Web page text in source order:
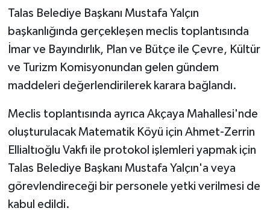
Talas Belediye Başkanı Mustafa Yalçın
başkanlığında gerçekleşen meclis toplantısında
İmar ve Bayındırlık, Plan ve Bütçe ile Çevre, Kültür
ve Turizm Komisyonundan gelen gündem
maddeleri değerlendirilerek karara bağlandı.
Meclis toplantısında ayrıca Akçaya Mahallesi'nde
oluşturulacak Matematik Köyü için Ahmet-Zerrin
Ellialtıoğlu Vakfı ile protokol işlemleri yapmak için
Talas Belediye Başkanı Mustafa Yalçın'a veya
görevlendireceği bir personele yetki verilmesi de
kabul edildi.